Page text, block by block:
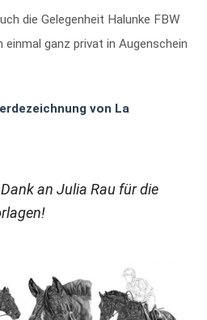
die Gelegenheit Halunke FBW
einmal ganz privat in Augenschein
von La
an Julia Rau für die